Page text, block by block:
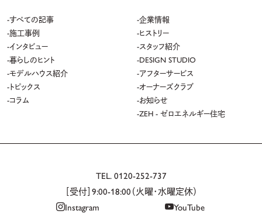
すべての記事
施工事例
インタビュー
暮らしのヒント
モデルハウス紹介
トピックス
コラム
企業情報
ヒストリー
スタッフ紹介
DESIGN STUDIO
アフターサービス
オーナーズクラブ
お知らせ
ZEH - ゼロエネルギー住宅
TEL.0120-252-737
［受付］9:00-18:00（火曜・水曜定休）
Instagram
YouTube